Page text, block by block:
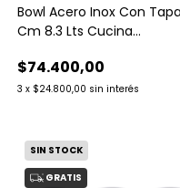
Bowl Acero Inox Con
Cm 8.3 Lts Cucina
$74.400,00
3 x $24.800,00 sin interés
SIN STOCK
GRATIS